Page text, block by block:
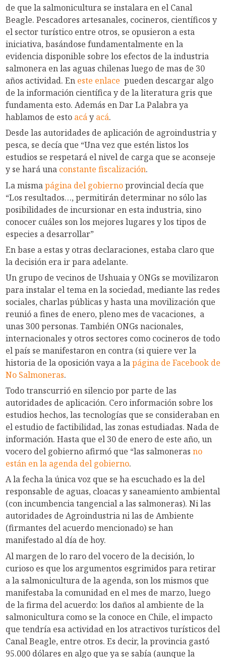
de que la salmonicultura se instalara en el Canal
Beagle. Pescadores artesanales, cocineros, científicos y
el sector turístico entre otros, se opusieron a esta
iniciativa, basándose fundamentalmente en la
evidencia disponible sobre los efectos de la industria
salmonera en las aguas chilenas luego de mas de 30
años actividad. En este enlace pueden descargar algo
de la información científica y de la literatura gris que
fundamenta esto. Además en Dar La Palabra ya
hablamos de esto acáy acá.
Desde las autoridades de aplicación de agroindustria y
pesca, se decía que “Una vez que estén listos los
estudios se respetará el nivel de carga que se aconseje
y se hará una constante fiscalización.
La mismapágina del gobiernoprovincial decía que
“Los resultados…, permitirán determinar no sólo las
posibilidades de incursionar en esta industria, sino
conocer cuáles son los mejores lugares y los tipos de
especies a desarrollar”
En base a estas y otras declaraciones, estaba claro que
la decisión era ir para adelante.
Un grupo de vecinos de Ushuaia y ONGs se movilizaron
para instalar el tema en la sociedad, mediante las redes
sociales, charlas públicas y hasta una movilización que
reunió a fines de enero, pleno mes de vacaciones, a
unas 300 personas. También ONGs nacionales,
internacionales y otros sectores como cocineros de todo
el país se manifestaron en contra (si quiere ver la
historia de la oposición vaya a lapágina de Facebook de
No Salmoneras.
Todo transcurrió en silencio por parte de las
autoridades de aplicación. Cero información sobre los
estudios hechos, las tecnologías que se consideraban en
el estudio de factibilidad, las zonas estudiadas. Nada de
información. Hasta que el 30 de enero de este año, un
vocero del gobierno afirmó que “las salmoneras no
están en la agenda del gobierno.
A la fecha la única voz que se ha escuchado es la del
responsable de aguas, cloacas y saneamiento ambiental
(con incumbencia tangencial a las salmoneras). Ni las
autoridades de Agroindustria ni las de Ambiente
(firmantes del acuerdo mencionado) se han
manifestado al día de hoy.
Al margen de lo raro del vocero de la decisión, lo
curioso es que los argumentos esgrimidos para retirar
a la salmonicultura de la agenda, son los mismos que
manifestaba la comunidad en el mes de marzo, luego
de la firma del acuerdo: los daños al ambiente de la
salmonicultura como se la conoce en Chile, el impacto
que tendría esa actividad en los atractivos turísticos del
Canal Beagle, entre otros. Es decir, la provincia gastó
95.000 dólares en algo que ya se sabía (aunque la